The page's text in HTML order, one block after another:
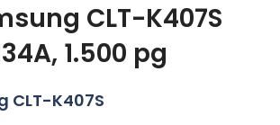
CLT-K407S
1.500 pg
CLT-K407S